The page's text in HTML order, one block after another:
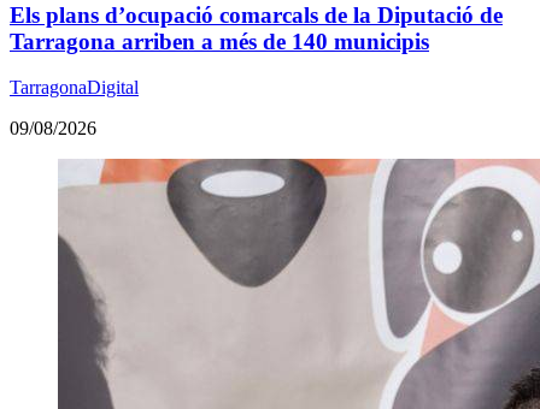
Els plans d’ocupació comarcals de la Diputació de
Tarragona arriben a més de 140 municipis
TarragonaDigital
09/08/2026